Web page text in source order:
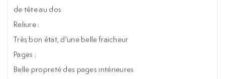
de tête au dos
Reliure :
Très bon état, d'une belle fraicheur
Pages :
Belle propreté des pages intérieures